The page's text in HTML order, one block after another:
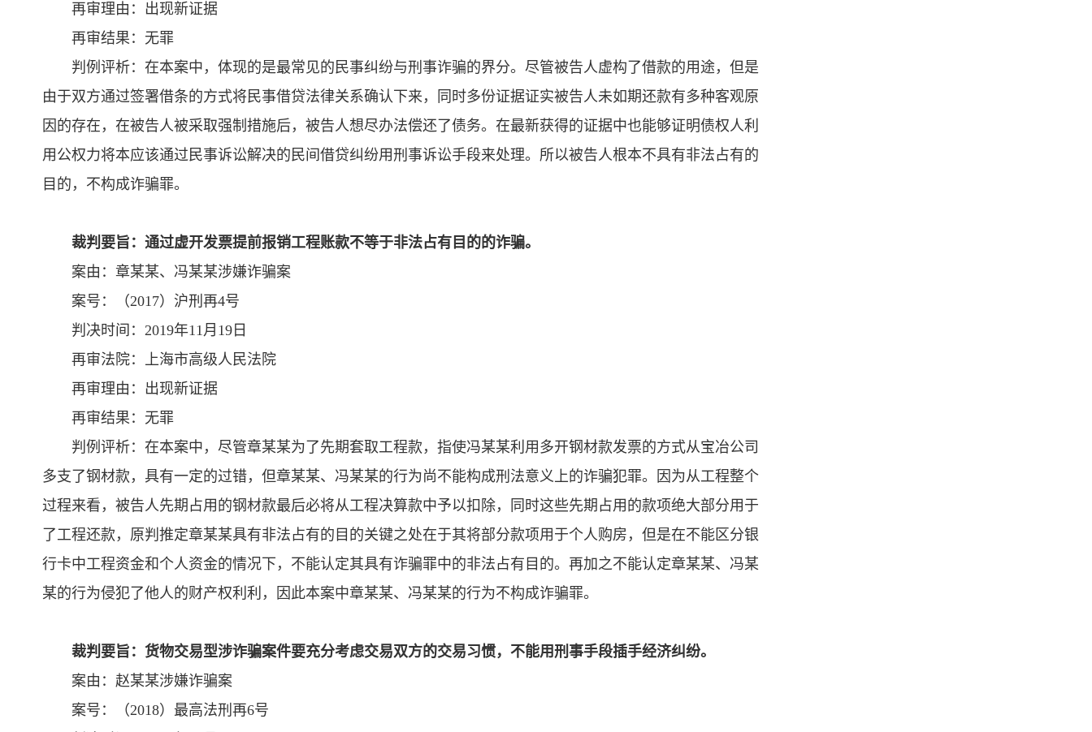
再审理由：出现新证据
再审结果：无罪
判例评析：在本案中，体现的是最常见的民事纠纷与刑事诈骗的界分。尽管被告人虚构了借款的用途，但是
由于双方通过签署借条的方式将民事借贷法律关系确认下来，同时多份证据证实被告人未如期还款有多种客观原
因的存在，在被告人被采取强制措施后，被告人想尽办法偿还了债务。在最新获得的证据中也能够证明债权人利
用公权力将本应该通过民事诉讼解决的民间借贷纠纷用刑事诉讼手段来处理。所以被告人根本不具有非法占有的
目的，不构成诈骗罪。
裁判要旨：通过虚开发票提前报销工程账款不等于非法占有目的的诈骗。
案由：章某某、冯某某涉嫌诈骗案
案号：（2017）沪刑再4号
判决时间：2019年11月19日
再审法院：上海市高级人民法院
再审理由：出现新证据
再审结果：无罪
判例评析：在本案中，尽管章某某为了先期套取工程款，指使冯某某利用多开钢材款发票的方式从宝冶公司
多支了钢材款，具有一定的过错，但章某某、冯某某的行为尚不能构成刑法意义上的诈骗犯罪。因为从工程整个
过程来看，被告人先期占用的钢材款最后必将从工程决算款中予以扣除，同时这些先期占用的款项绝大部分用于
了工程还款，原判推定章某某具有非法占有的目的关键之处在于其将部分款项用于个人购房，但是在不能区分银
行卡中工程资金和个人资金的情况下，不能认定其具有诈骗罪中的非法占有目的。再加之不能认定章某某、冯某
某的行为侵犯了他人的财产权利利，因此本案中章某某、冯某某的行为不构成诈骗罪。
裁判要旨：货物交易型涉诈骗案件要充分考虑交易双方的交易习惯，不能用刑事手段插手经济纠纷。
案由：赵某某涉嫌诈骗案
案号：（2018）最高法刑再6号